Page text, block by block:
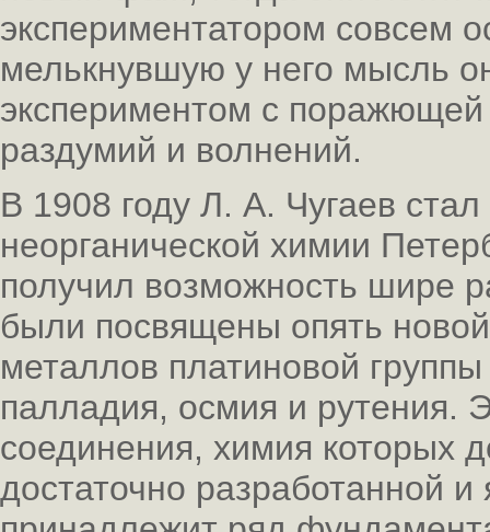
экспериментатором совсем
мелькнувшую у него мысль
экспериментом с поражющей
раздумий и волнений.
В 1908 году Л. А. Чугаев
неорганической химии
получил возможность шире
были посвящены опять
металлов платиновой
палладия, осмия и рутения.
соединения, химия которых
достаточно разработанной